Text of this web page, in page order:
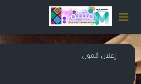
إعلان مُمول